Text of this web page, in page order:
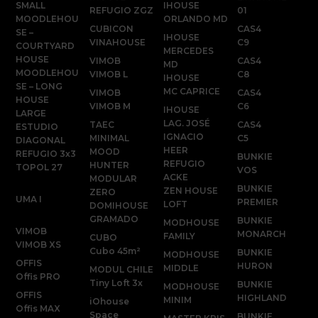
SMALL
MOODLEHOU
SE –
COURTYARD
HOUSE
MOODLEHOU
SE – LONG
HOUSE
LARGE
ESTUDIO
DIAGONAL
REFUGIO 3x3
TOPOL 27
UMA I
VIMOB
VIMOB XS
OFFIS
Offis PRO
OFFIS
Offis MAX
REFUGIO ZGZ
CUBICON
VINAHOUSE
VIMOB
VIMOB L
VIMOB
VIMOB M
TAEC
MINIMAL
MOOD
HUNTER
MODULAR
ZERO
DOMIHOUSE
GRAMADO
CUBO
Cubo 45m²
MODUL CHILE
Tiny Loft 3x
iOhouse
Space
IHOUSE
ORLANDO MD
IHOUSE
MERCEDES
MD
IHOUSE
MC CAPRICE
IHOUSE
LAG. JOSÉ
IGNACIO
HEER
REFUGIO
ACKE
ZEN HOUSE
LOFT
MODHOUSE
FAMILY
MODHOUSE
MIDDLE
MODHOUSE
MINIM
01
CAS4
C9
CAS4
C8
CAS4
C6
CAS4
C5
BUNKIE
VOS
BUNKIE
PREMIER
BUNKIE
MONARCH
BUNKIE
HURON
BUNKIE
HIGHLAND